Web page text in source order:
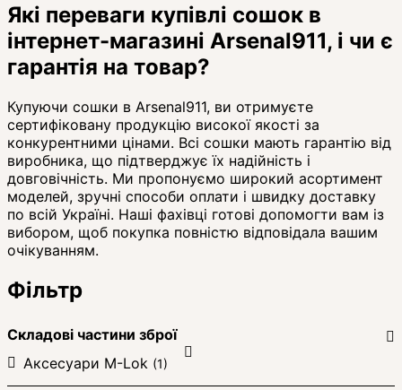
Які переваги купівлі сошок в
інтернет-магазині Arsenal911, і чи є
гарантія на товар?
Купуючи сошки в Arsenal911, ви отримуєте
сертифіковану продукцію високої якості за
конкурентними цінами. Всі сошки мають гарантію від
виробника, що підтверджує їх надійність і
довговічність. Ми пропонуємо широкий асортимент
моделей, зручні способи оплати і швидку доставку
по всій Україні. Наші фахівці готові допомогти вам із
вибором, щоб покупка повністю відповідала вашим
очікуванням.
Фільтр
Складові частини зброї
Аксесуари M-Lok (1)